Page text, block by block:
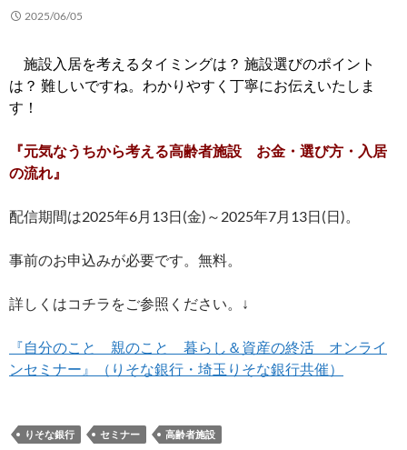
2025/06/05
施設入居を考えるタイミングは？ 施設選びのポイント
は？ 難しいですね。わかりやすく丁寧にお伝えいたしま
す！
『元気なうちから考える高齢者施設 お金・選び方・入居
の流れ』
配信期間は2025年6月13日(金)～2025年7月13日(日)。
事前のお申込みが必要です。無料。
詳しくはコチラをご参照ください。↓
『自分のこと 親のこと 暮らし＆資産の終活 オンライ
ンセミナー』（りそな銀行・埼玉りそな銀行共催）
りそな銀行 セミナー 高齢者施設